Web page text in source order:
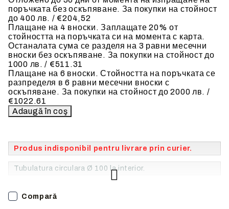
Produs indisponibil pentru livrare prin curier.
Tubulatura circulara Ø 100 la interior.
поръчката без оскъпяване. За покупки на стойност
до 400 лв. / €204,52
Плащане на 4 вноски. Заплащате 20% от
стойността на поръчката си на момента с карта.
Останалата сума се разделя на 3 равни месечни
вноски без оскъпяване. За покупки на стойност до
1000 лв. / €511.31
Плащане на 6 вноски. Стойността на поръчката се
разпределя в 6 равни месечни вноски с
оскъпяване. За покупки на стойност до 2000 лв. /
€1022.61
Compară